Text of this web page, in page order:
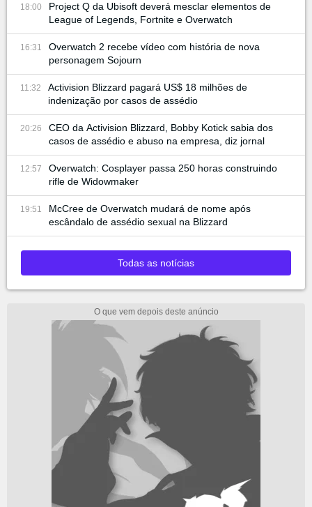
18:00
Project Q da Ubisoft deverá mesclar elementos de
League of Legends, Fortnite e Overwatch
16:31
Overwatch 2 recebe vídeo com história de nova
personagem Sojourn
11:32
Activision Blizzard pagará US$ 18 milhões de
indenização por casos de assédio
20:26
CEO da Activision Blizzard, Bobby Kotick sabia dos
casos de assédio e abuso na empresa, diz jornal
12:57
Overwatch: Cosplayer passa 250 horas construindo
rifle de Widowmaker
19:51
McCree de Overwatch mudará de nome após
escândalo de assédio sexual na Blizzard
Todas as notícias